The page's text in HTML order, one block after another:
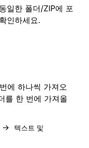
일한 폴더/ZIP에 포
인하세요.
에 하나씩 가져오
를 한 번에 가져올
→
텍스트 및